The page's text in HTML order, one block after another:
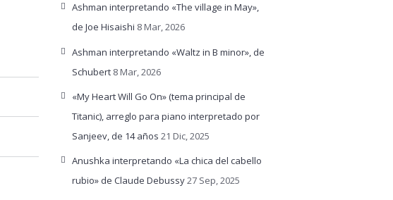
Ashman interpretando «The village in May»,
de Joe Hisaishi 8 Mar, 2026
Ashman interpretando «Waltz in B minor», de
Schubert 8 Mar, 2026
«My Heart Will Go On» (tema principal de
Titanic), arreglo para piano interpretado por
Sanjeev, de 14 años 21 Dic, 2025
Anushka interpretando «La chica del cabello
rubio» de Claude Debussy27 Sep, 2025